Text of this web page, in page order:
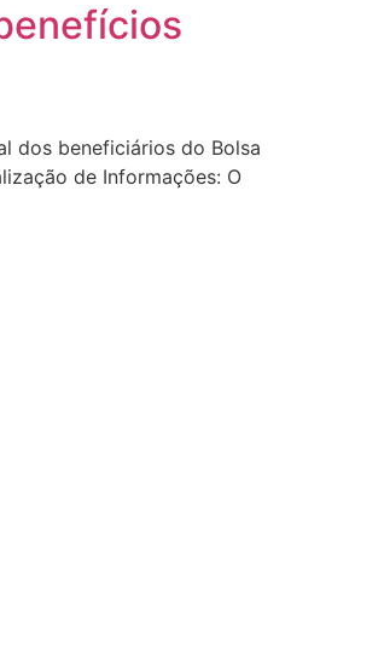
dos beneficiários do Bolsa
de Informações: O